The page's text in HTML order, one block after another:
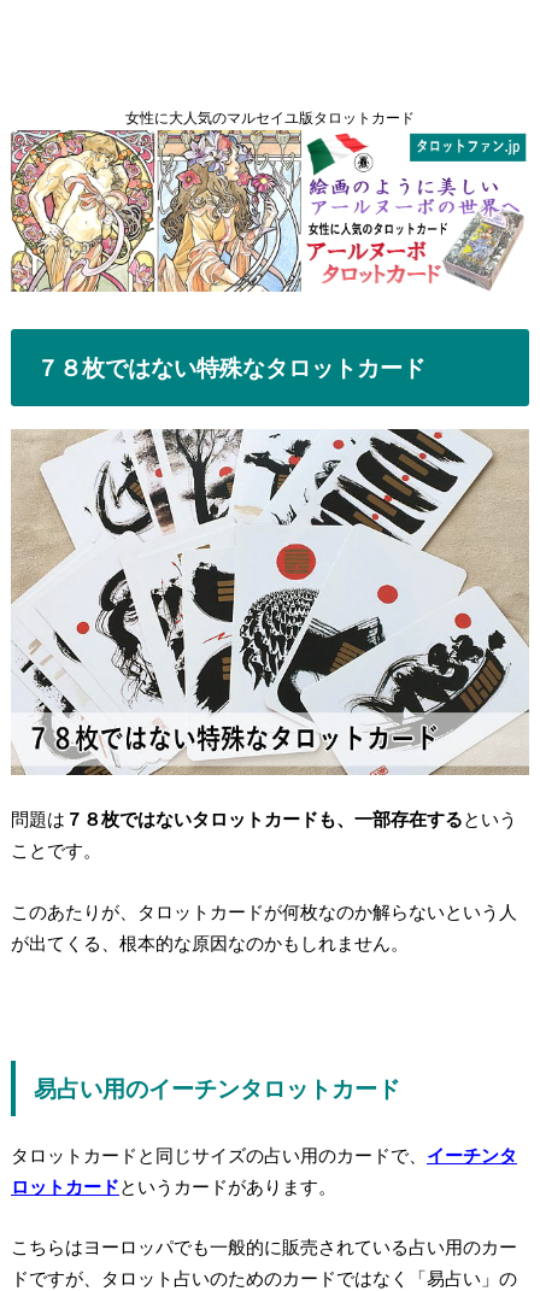
女性に大人気のマルセイユ版タロットカード
７８枚ではない特殊なタロットカード
問題は ７８枚ではないタロットカードも、一部存在するという
ことです。
このあたりが、タロットカードが何枚なのか解らないという人
が出てくる、根本的な原因なのかもしれません。
易占い用のイーチンタロットカード
タロットカードと同じサイズの占い用のカードで、 イーチンタ
ロットカードというカードがあります。
こちらはヨーロッパでも一般的に販売されている占い用のカー
ドですが、タロット占いのためのカードではなく
「易占い」の